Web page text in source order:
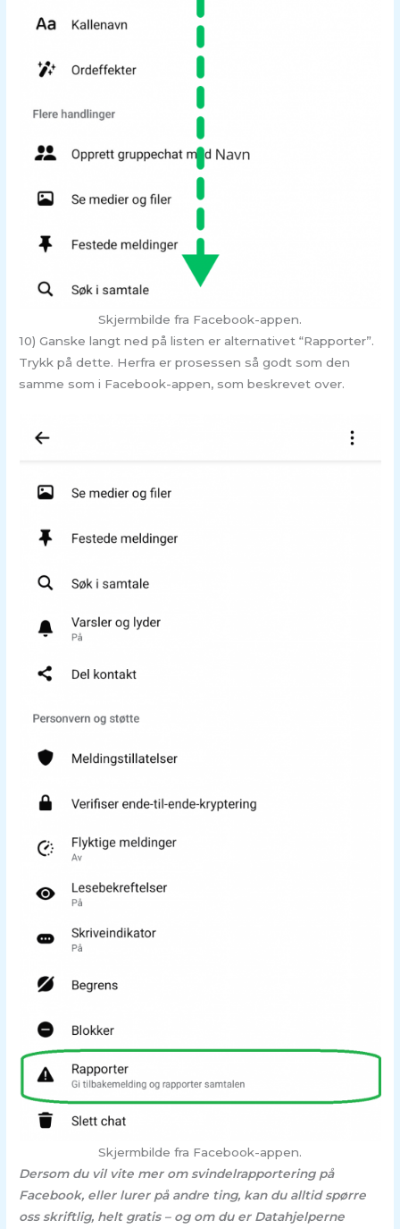
Skjermbilde fra Facebook-appen.
10) Ganske langt ned på listen er alternativet “Rapporter”.
Trykk på dette. Herfra er prosessen så godt som den
samme som i Facebook-appen, som beskrevet over.
Skjermbilde fra Facebook-appen.
Dersom du vil vite mer om svindelrapportering på
Facebook, eller lurer på andre ting, kan du alltid spørre
oss skriftlig, helt gratis – og om du er Datahjelperne